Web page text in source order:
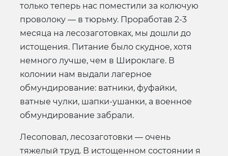
только теперь нас поместили за колючую
проволоку — в тюрьму. Проработав 2-3
месяца на лесозаготовках, мы дошли до
истощения. Питание было скудное, хотя
немного лучше, чем в Широклаге. В
колонии нам выдали лагерное
обмундирование: ватники, фуфайки,
ватные чулки, шапки-ушанки, а военное
обмундирование забрали.
Лесоповал, лесозаготовки — очень
тяжелый труд. В истощенном состоянии я